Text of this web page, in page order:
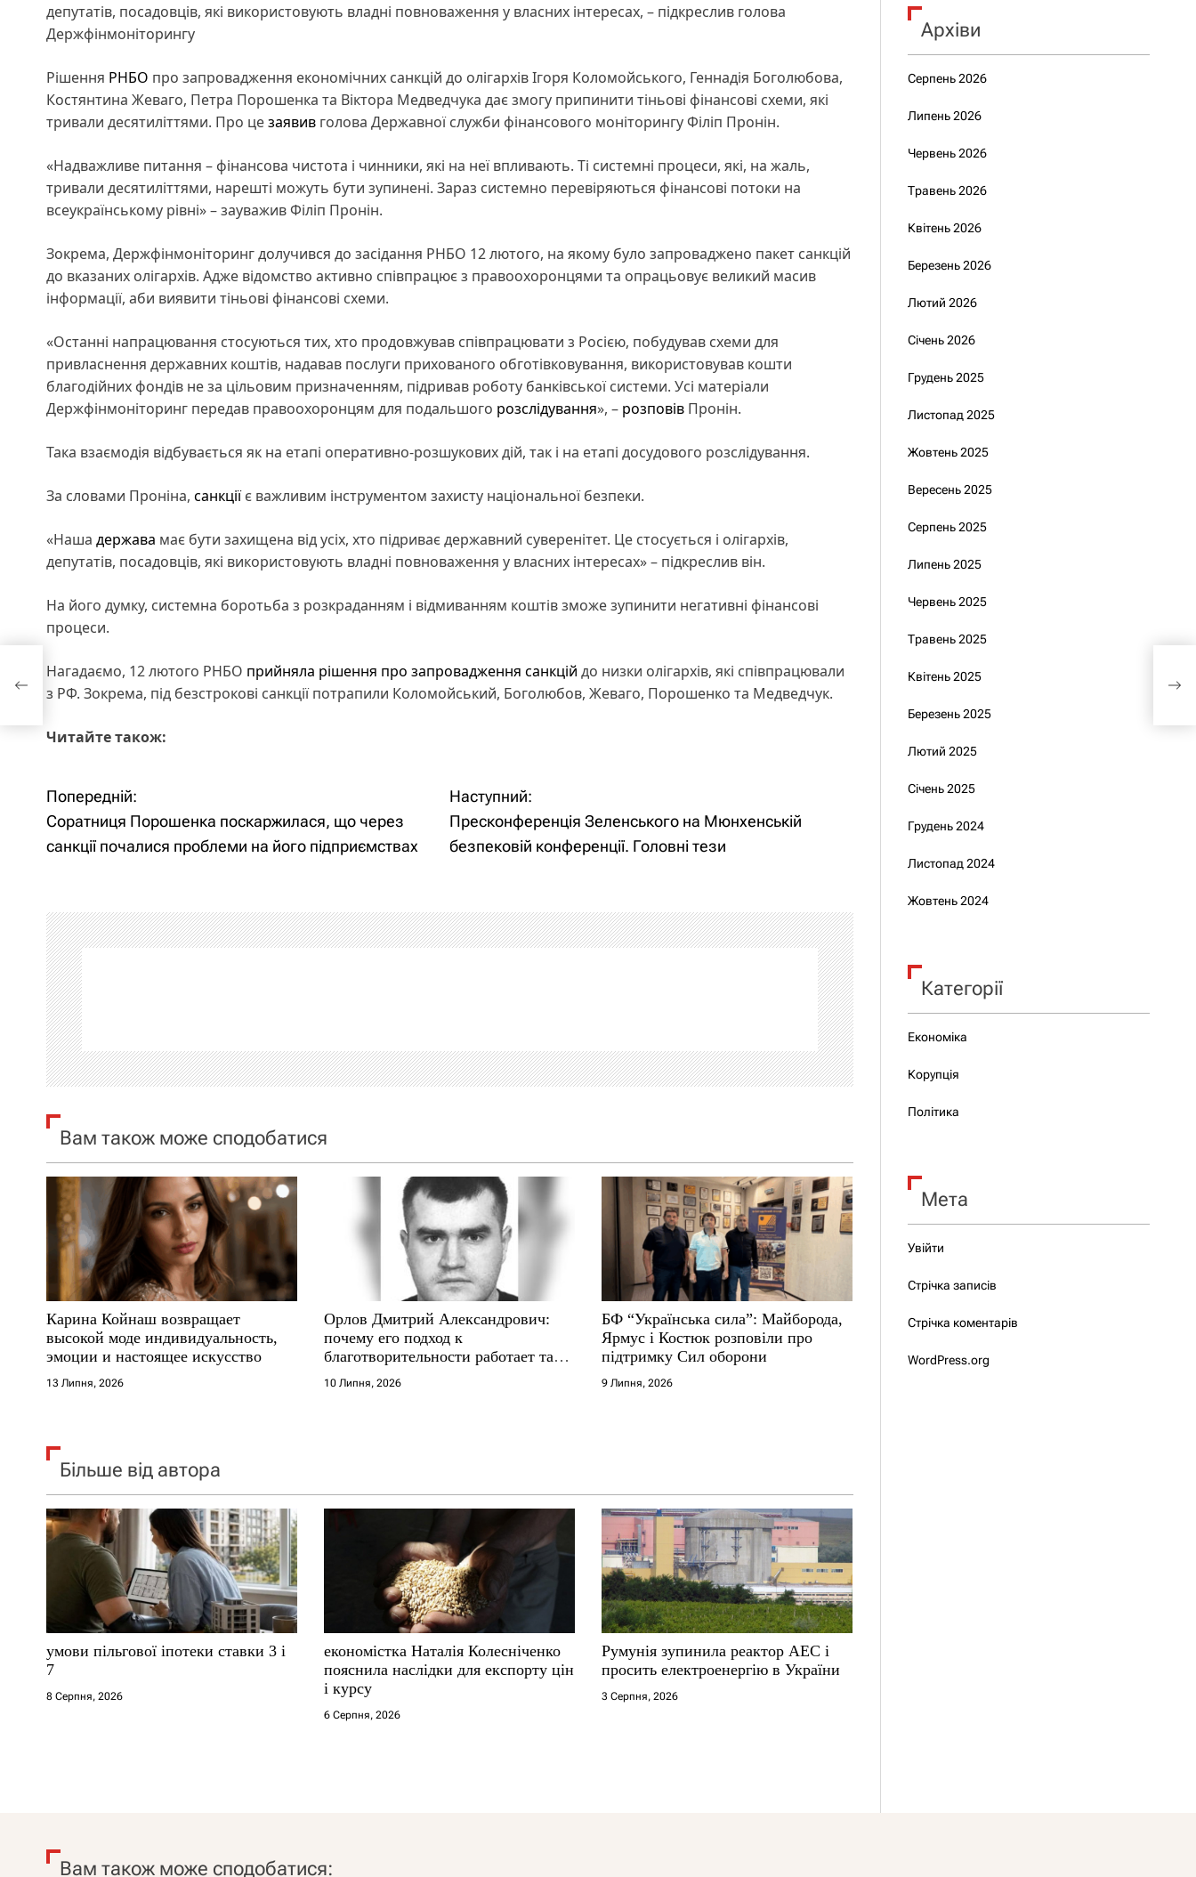
депутатів, посадовців, які використовують владні повноваження у власних інтересах, – підкреслив голова
Держфінмоніторингу
Рішення РНБО про запровадження економічних санкцій до олігархів Ігоря Коломойського, Геннадія Боголюбова,
Костянтина Жеваго, Петра Порошенка та Віктора Медведчука дає змогу припинити тіньові фінансові схеми, які
тривали десятиліттями. Про цезаявив голова Державної служби фінансового моніторингу Філіп Пронін.
«Надважливе питання – фінансова чистота і чинники, які на неї впливають. Ті системні процеси, які, на жаль,
тривали десятиліттями, нарешті можуть бути зупинені. Зараз системно перевіряються фінансові потоки на
всеукраїнському рівні» – зауважив Філіп Пронін.
Зокрема, Держфінмоніторинг долучився до засідання РНБО 12 лютого, на якому було запроваджено пакет санкцій
до вказаних олігархів. Адже відомство активно співпрацює з правоохоронцями та опрацьовує великий масив
інформації, аби виявити тіньові фінансові схеми.
«Останні напрацювання стосуються тих, хто продовжував співпрацювати з Росією, побудував схеми для
привласнення державних коштів, надавав послуги прихованого обготівковування, використовував кошти
благодійних фондів не за цільовим призначенням, підривав роботу банківської системи. Усі матеріали
Держфінмоніторинг передав правоохоронцям для подальшого розслідування», – розповів Пронін.
Така взаємодія відбувається як на етапі оперативно-розшукових дій, так і на етапі досудового розслідування.
За словами Проніна, санкціїє важливим інструментом захисту національної безпеки.
«Наша держава має бути захищена від усіх, хто підриває державний суверенітет. Це стосується і олігархів,
депутатів, посадовців, які використовують владні повноваження у власних інтересах» – підкреслив він.
На його думку, системна боротьба з розкраданням і відмиванням коштів зможе зупинити негативні фінансові
процеси.
Нагадаємо, 12 лютого РНБО прийняла рішення про запровадження санкцій до низки олігархів, які співпрацювали
з РФ. Зокрема, під безстрокові санкції потрапили Коломойський, Боголюбов, Жеваго, Порошенко та Медведчук.
Читайте також:
Н
а
і
г
а
ц
і
я
а
п
и
с
і
в
Попередній:
Соратниця Порошенка поскаржилася, що через
санкції почалися проблеми на його підприємствах
Наступний:
Пресконференція Зеленського на Мюнхенській
безпековій конференції. Головні тези
Вам також може сподобатися
Карина Койнаш возвращает
высокой моде индивидуальность,
эмоции и настоящее искусство
13 Липня, 2026
Орлов Дмитрий Александрович:
почему его подход к
благотворительности работает там,
где другие не выдерживают
10 Липня, 2026
БФ “Українська сила”: Майборода,
Ярмус і Костюк розповіли про
підтримку Сил оборони
9 Липня, 2026
Більше від автора
умови пільгової іпотеки ставки 3 і
7
8 Серпня, 2026
економістка Наталія Колесніченко
пояснила наслідки для експорту цін
і курсу
6 Серпня, 2026
Румунія зупинила реактор АЕС і
просить електроенергію в України
3 Серпня, 2026
Архіви
Серпень 2026
Липень 2026
Червень 2026
Травень 2026
Квітень 2026
Березень 2026
Лютий 2026
Січень 2026
Грудень 2025
Листопад 2025
Жовтень 2025
Вересень 2025
Серпень 2025
Липень 2025
Червень 2025
Травень 2025
Квітень 2025
Березень 2025
Лютий 2025
Січень 2025
Грудень 2024
Листопад 2024
Жовтень 2024
Категорії
Економіка
Корупція
Політика
Мета
Увійти
Стрічка записів
Стрічка коментарів
WordPress.org
Вам також може сподобатися: